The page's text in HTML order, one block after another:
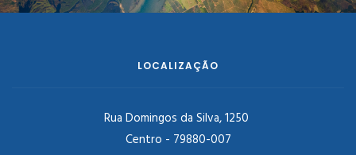
LOCALIZAÇÃO
Rua Domingos da Silva, 1250
Centro - 79880-007